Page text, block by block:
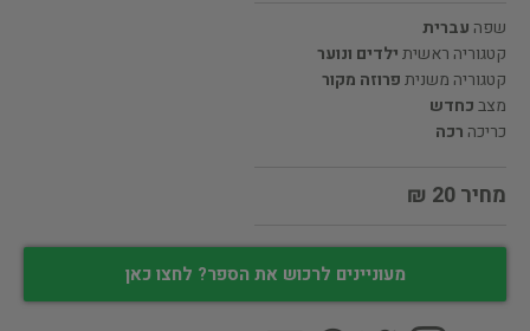
שפה עברית
קטגוריה ראשיתילדים ונוער
קטגוריה משניתפרוזה מקור
מצבכחדש
כריכה רכה
מחיר 20 ₪
מעוניינים לרכוש את הספר? לחצו כאן